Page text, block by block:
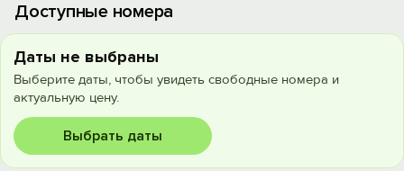
Доступные номера
Даты не выбраны
Выберите даты, чтобы увидеть свободные номера и
актуальную цену.
Выбрать даты